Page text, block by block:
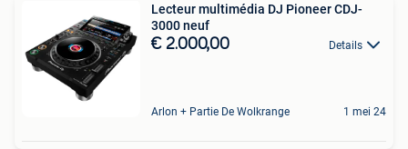
Lecteur multimédia DJ Pioneer CDJ-
3000 neuf
€ 2.000,00 Details
Arlon + Partie De Wolkrange 1 mei 24